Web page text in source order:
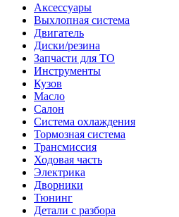
Аксессуары
Выхлопная система
Двигатель
Диски/резина
Запчасти для ТО
Инструменты
Кузов
Масло
Салон
Система охлаждения
Тормозная система
Трансмиссия
Ходовая часть
Электрика
Дворники
Тюнинг
Детали с разбора